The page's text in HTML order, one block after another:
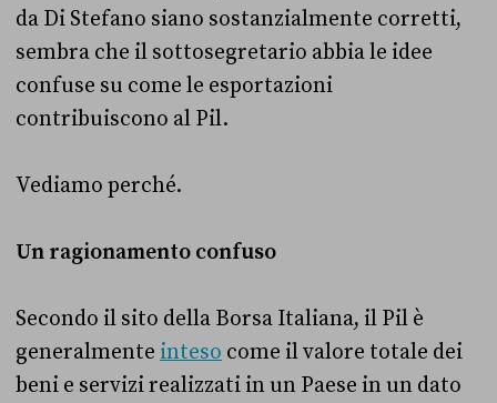
da Di Stefano siano sostanzialmente corretti,
sembra che il sottosegretario abbia le idee
confuse su come le esportazioni
contribuiscono al Pil.
Vediamo perché.
Un ragionamento confuso
Secondo il sito della Borsa Italiana, il Pil è
generalmente inteso come il valore totale dei
beni e servizi realizzati in un Paese in un dato